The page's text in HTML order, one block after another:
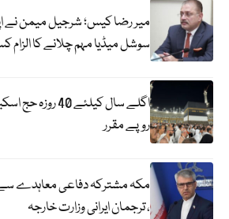
میر رضا کیس؛ شرجیل میمن نے
سوشل میڈیا مہم چلانے کا الزام
روپے مقرر
مکہ مشترکہ دفاعی معاہدے
، ترجمان ایرانی وزارت خارجہ